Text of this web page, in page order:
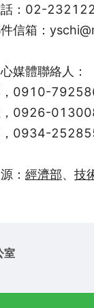
話：02-
信箱：
媒體聯絡人：
，0910-
，0926-
，0934-
：經濟部、技
室